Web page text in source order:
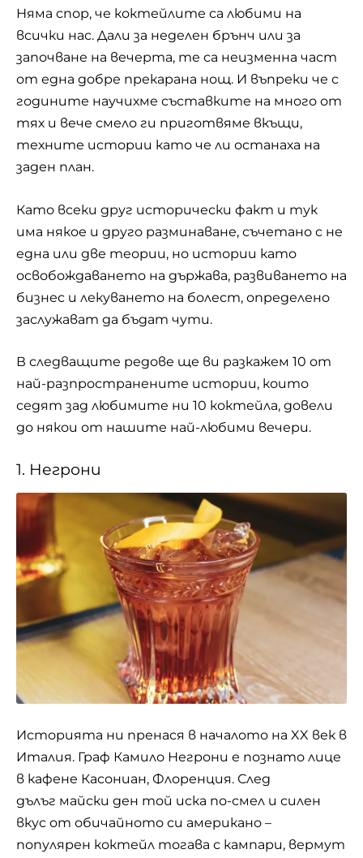
Няма спор, че коктейлите са любими на
всички нас. Дали за неделен брънч или за
започване на вечерта, те са неизменна част
от една добре прекарана нощ. И въпреки че с
годините научихме съставките на много от
тях и вече смело ги приготвяме вкъщи,
техните истории като че ли останаха на
заден план.
Като всеки друг исторически факт и тук
има някое и друго разминаване, съчетано с не
една или две теории, но истории като
освобождаването на държава, развиването на
бизнес и лекуването на болест, определено
заслужават да бъдат чути.
В следващите редове ще ви разкажем 10 от
най-разпространените истории, които
седят зад любимите ни 10 коктейла, довели
до някои от нашите най-любими вечери.
1. Негрони
Историята ни пренася в началото на XX век в
Италия. Граф Камило Негрони е познато лице
в кафене Касониан, Флоренция. След
дълъг майски ден той иска по-смел и силен
вкус от обичайното си американо –
популярен коктейл тогава с кампари, вермут